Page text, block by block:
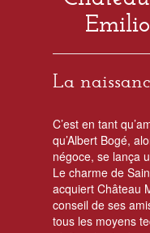
La
C’est en tant
qu’Albert Bogé,
négoce, se lança
Le charme de
acquiert Château
conseil de ses
tous les moyens